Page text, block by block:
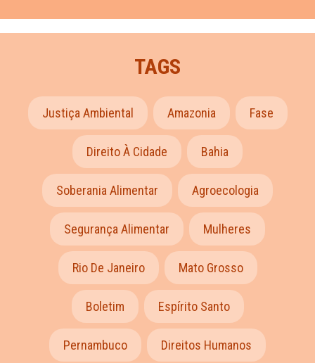
TAGS
Justiça Ambiental Amazonia Fase
Direito À Cidade Bahia
Soberania Alimentar Agroecologia
Segurança Alimentar Mulheres
Rio De Janeiro Mato Grosso
Boletim Espírito Santo
Pernambuco Direitos Humanos